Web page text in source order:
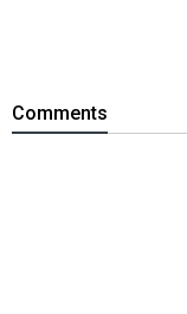
Comments